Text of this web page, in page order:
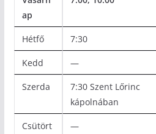
ap
Hétfő 7:30
Kedd —
Szerda
7:30 Szent Lőrinc
kápolnában
Csütört
—